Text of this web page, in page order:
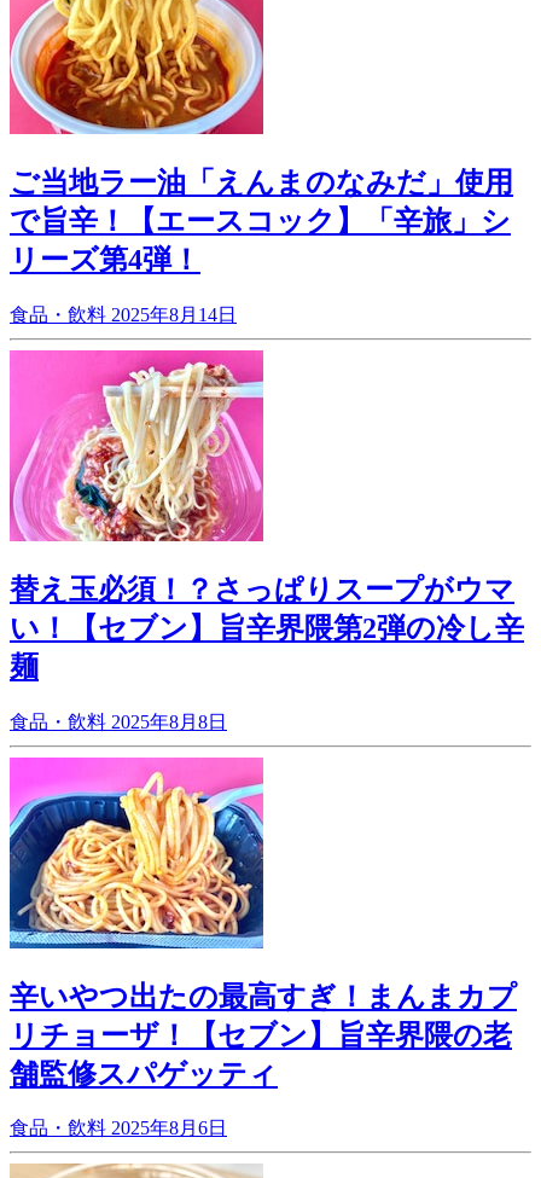
ご当地ラー油「えんまのなみだ」使用
で旨辛！【エースコック】「辛旅」シ
リーズ第4弾！
食品・飲料 2025年8月14日
替え玉必須！？さっぱりスープがウマ
い！【セブン】旨辛界隈第2弾の冷し辛
麺
食品・飲料 2025年8月8日
辛いやつ出たの最高すぎ！まんまカプ
リチョーザ！【セブン】旨辛界隈の老
舗監修スパゲッティ
食品・飲料 2025年8月6日